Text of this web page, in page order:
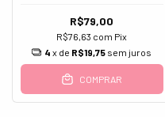
R$79,00
R$76,63 com Pix
4 x de R$19,75 sem juros
COMPRAR